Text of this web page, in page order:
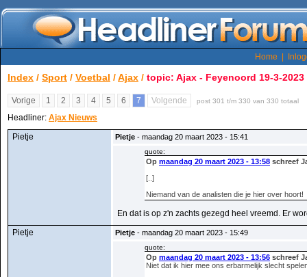
Home
Index / Sport / Voetbal /Ajax / topic: Ajax - Feyenoord 19-3-2023
Vorige 1 2 3 4 5 6 7 Volgende post 301 t/m 330 van 330 totaal
Headliner: Ajax Nieuws
Pietje
Pietje - maandag 20 maart 2023 - 15:41
quote:
Op maandag 20 maart 2023 - 13:58 schreef
[..]
Niemand van de analisten die je hier over hoort!
En dat is op z'n zachts gezegd heel vreemd. Er
Pietje
Pietje - maandag 20 maart 2023 - 15:49
quote:
Op maandag 20 maart 2023 - 13:56 schreef
Niet dat ik hier mee ons erbarmelijk slecht